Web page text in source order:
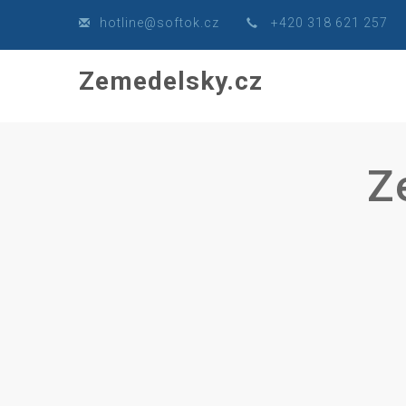
hot line@softok. cz +420 318 621 257
Zemedelsky.cz